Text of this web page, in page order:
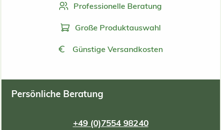
Professionelle Beratung
Große Produktauswahl
Günstige Versandkosten
Persönliche Beratung
+49 (0)7554 98240